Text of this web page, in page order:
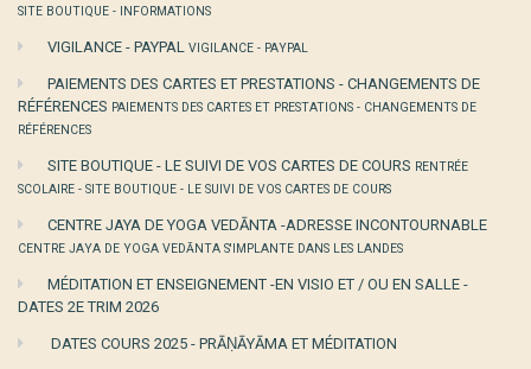
SITE BOUTIQUE - INFORMATIONS
VIGILANCE - PAYPAL VIGILANCE - PAYPAL
PAIEMENTS DES CARTES ET PRESTATIONS - CHANGEMENTS DE
RÉFÉRENCES PAIEMENTS DES CARTES ET PRESTATIONS - CHANGEMENTS DE
RÉFÉRENCES
SITE BOUTIQUE - LE SUIVI DE VOS CARTES DE COURS RENTRÉE
SCOLAIRE - SITE BOUTIQUE - LE SUIVI DE VOS CARTES DE COURS
CENTRE JAYA DE YOGA VEDĀNTA -ADRESSE INCONTOURNABLE
CENTRE JAYA DE YOGA VEDĀNTA S'IMPLANTE DANS LES LANDES
MÉDITATION ET ENSEIGNEMENT -EN VISIO ET / OU EN SALLE -
DATES 2E TRIM 2026
DATES COURS 2025 - PRĀṆĀYĀMA ET MÉDITATION